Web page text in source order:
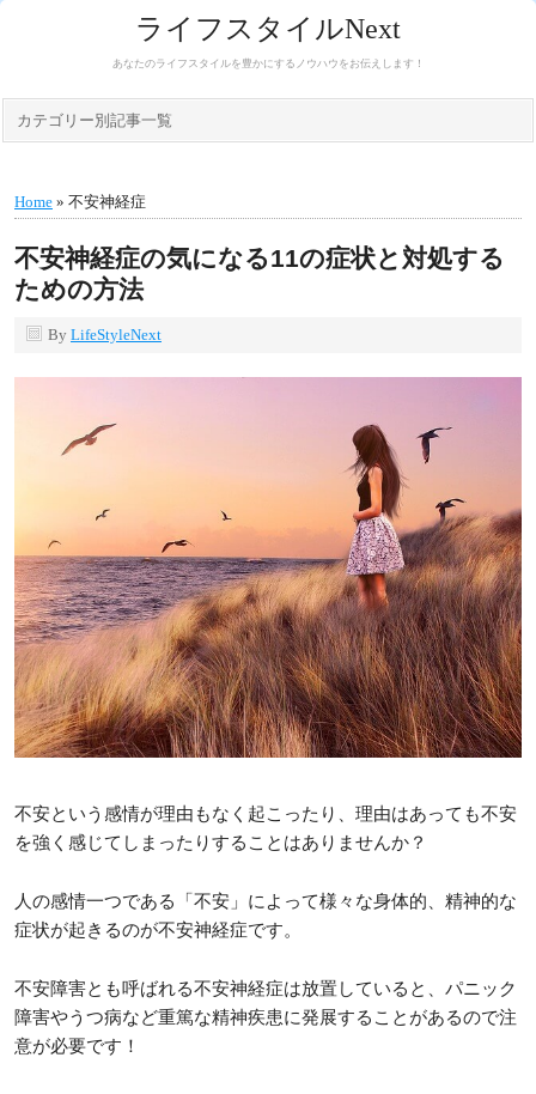
ライフスタイルNext
あなたのライフスタイルを豊かにするノウハウをお伝えします！
カテゴリー別記事一覧
Home » 不安神経症
不安神経症の気になる11の症状と対処する
ための方法
By LifeStyleNext
不安という感情が理由もなく起こったり、理由はあっても不安
を強く感じてしまったりすることはありませんか？
人の感情一つである「不安」によって様々な身体的、精神的な
症状が起きるのが不安神経症です。
不安障害とも呼ばれる不安神経症は放置していると、パニック
障害やうつ病など重篤な精神疾患に発展することがあるので注
意が必要です！